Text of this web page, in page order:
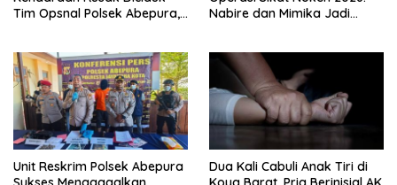
Tim Opsnal Polsek Abepura,
Nabire dan Mimika Jadi
Unit Reskrim Polsek Abepura
Dua Kali Cabuli Anak Tiri di